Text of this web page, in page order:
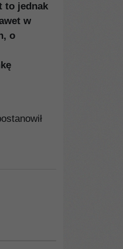
to jednak
w
o